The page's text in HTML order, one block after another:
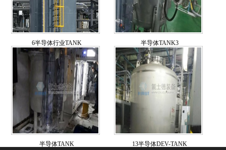
6半导体行业TANK 半导体TANK3
半导体TANK 13半导体DEV-TANK